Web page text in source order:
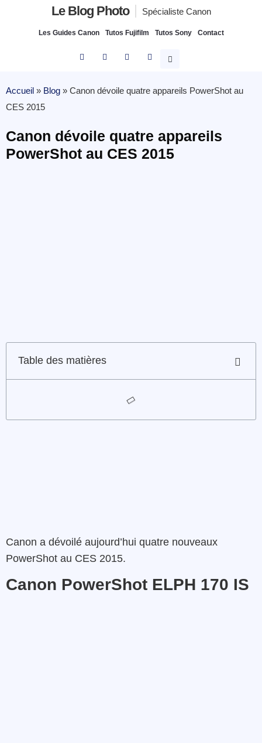
Le Blog Photo Spécialiste Canon
Les Guides Canon Tutos Fujifilm Tutos Sony Contact
Accueil » Blog » Canon dévoile quatre appareils PowerShot au
CES 2015
Canon dévoile quatre appareils
PowerShot au CES 2015
Table des matières
Canon a dévoilé aujourd’hui quatre nouveaux
PowerShot au CES 2015.
Canon PowerShot ELPH 170 IS